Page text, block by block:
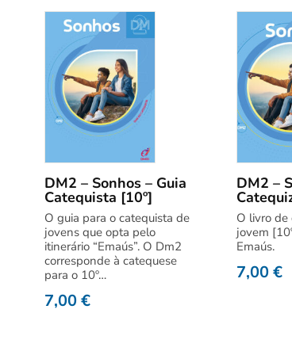
DM2 – Sonhos – Guia
Catequista [10º]
O guia para o catequista de
jovens que opta pelo
itinerário “Emaús”. O Dm2
corresponde à catequese
para o 10º…
7,00€
DM2 –
O livro de
jovem
Emaús.
7,00€